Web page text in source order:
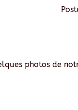
photos de